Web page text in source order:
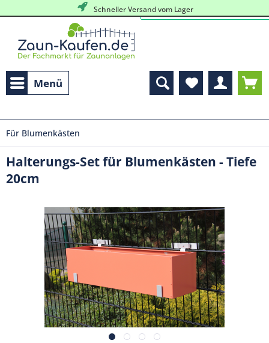
Schneller Versand vom Lager
Menü
Für Blumenkästen
Halterungs-Set für Blumenkästen - Tiefe
20cm